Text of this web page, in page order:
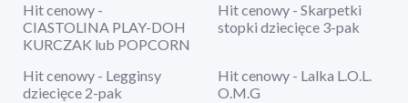
Hit cenowy -
CIASTOLINA PLAY-DOH
KURCZAK lub POPCORN
Hit cenowy - Skarpetki
stopki dziecięce 3-pak
Hit cenowy - Legginsy
dziecięce 2-pak
Hit cenowy - Lalka L.O.L.
O.M.G